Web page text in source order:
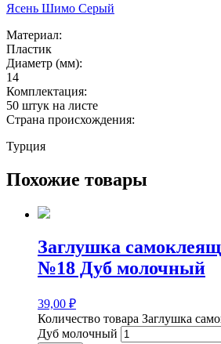
Ясень Шимо Серый
Материал:
Пластик
Диаметр (мм):
14
Комплектация:
50 штук на листе
Страна происхождения:
Турция
Похожие товары
Заглушка
№18 Дуб молочный
39,00 ₽
Количество товара Заглушка
Дуб молочный